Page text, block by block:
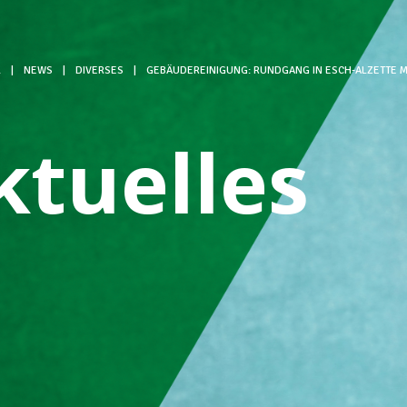
NEWS DIVERSES GEBÄUDEREINIGUNG: RUNDGANG IN ESCH-ALZETTE